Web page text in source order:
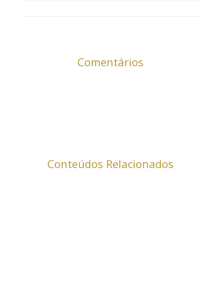
Comentários
Conteúdos Relacionados